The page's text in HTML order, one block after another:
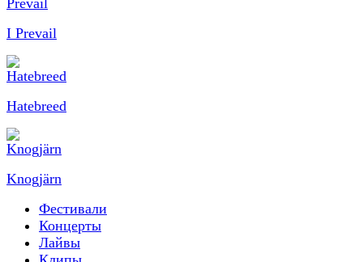
I Prevail
Hatebreed
Knogjärn
Фестивали
Концерты
Лайвы